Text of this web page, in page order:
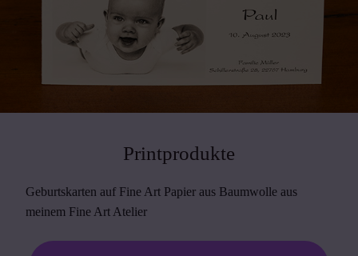
Printprodukte
Geburtskarten auf Fine Art Papier aus Baumwolle aus
meinem Fine Art Atelier